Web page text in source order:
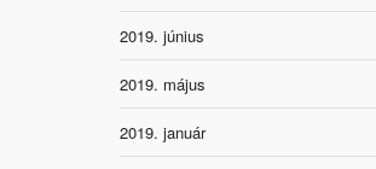
2019. június
2019. május
2019. január